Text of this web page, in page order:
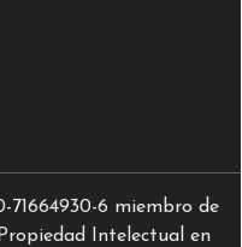
6 miembro de
Intelectual en